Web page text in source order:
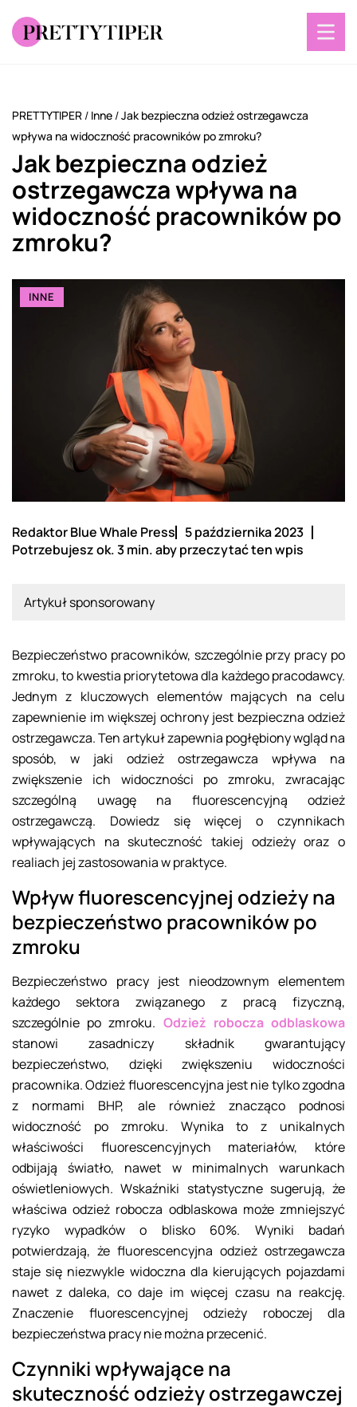
PRETTYTIPER / Inne /Jak bezpieczna odzież ostrzegawcza
wpływa na widoczność pracowników po zmroku?
Jak bezpieczna odzież
ostrzegawcza wpływa na
widoczność pracowników po
zmroku?
INNE
Redaktor Blue Whale Press
5 października 2023
Potrzebujesz ok. 3 min. aby przeczytać ten wpis
Artykuł sponsorowany
Bezpieczeństwo pracowników, szczególnie przy pracy po
zmroku, to kwestia priorytetowa dla każdego pracodawcy.
Jednym z kluczowych elementów mających na celu
zapewnienie im większej ochrony jest bezpieczna odzież
ostrzegawcza. Ten artykuł zapewnia pogłębiony wgląd na
sposób, w jaki odzież ostrzegawcza wpływa na
zwiększenie ich widoczności po zmroku, zwracając
szczególną uwagę na fluorescencyjną odzież
ostrzegawczą. Dowiedz się więcej o czynnikach
wpływających na skuteczność takiej odzieży oraz o
realiach jej zastosowania w praktyce.
Wpływ fluorescencyjnej odzieży na
bezpieczeństwo pracowników po
zmroku
Bezpieczeństwo pracy jest nieodzownym elementem
każdego sektora związanego z pracą fizyczną,
szczególnie po zmroku. Odzież robocza odblaskowa
stanowi zasadniczy składnik gwarantujący
bezpieczeństwo, dzięki zwiększeniu widoczności
pracownika. Odzież fluorescencyjna jest nie tylko zgodna
z normami BHP, ale również znacząco podnosi
widoczność po zmroku. Wynika to z unikalnych
właściwości fluorescencyjnych materiałów, które
odbijają światło, nawet w minimalnych warunkach
oświetleniowych. Wskaźniki statystyczne sugerują, że
właściwa odzież robocza odblaskowa może zmniejszyć
ryzyko wypadków o blisko 60%. Wyniki badań
potwierdzają, że fluorescencyjna odzież ostrzegawcza
staje się niezwykle widoczna dla kierujących pojazdami
nawet z daleka, co daje im więcej czasu na reakcję.
Znaczenie fluorescencyjnej odzieży roboczej dla
bezpieczeństwa pracy nie można przecenić.
Czynniki wpływające na
skuteczność odzieży ostrzegawczej